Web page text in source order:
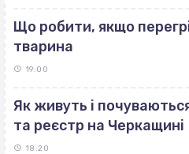
Що робити, якщо
тварина
19:00
Як живуть і
та реєстр на Черкащині
18:20